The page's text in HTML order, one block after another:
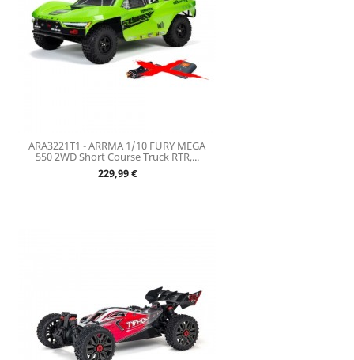
ARA3221T1 - ARRMA 1/10 FURY MEGA
550 2WD Short Course Truck RTR,...
Prix
229,99 €